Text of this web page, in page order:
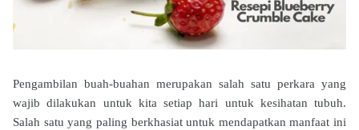
Pengambilan buah-buahan merupakan salah satu perkara yang
wajib dilakukan untuk kita setiap hari untuk kesihatan tubuh.
Salah satu yang paling berkhasiat untuk mendapatkan manfaat ini